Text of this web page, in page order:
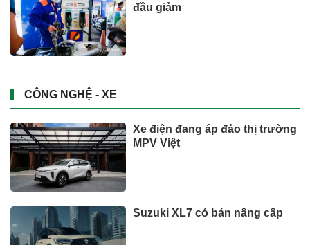
đầu giảm
CÔNG NGHỆ - XE
Xe điện đang áp đảo thị trường
MPV Việt
Suzuki XL7 có bản nâng cấp